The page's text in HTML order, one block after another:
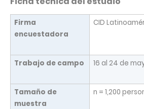
Firma
encuestadora
CID
Trabajo de campo 16 al 24 de
Tamaño de
muestra
n = 1,200